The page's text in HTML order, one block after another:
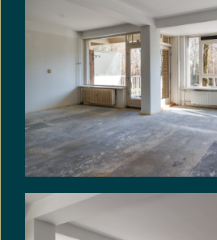
Niet-zelfbewoningsclausule:
volgende niet-
opgenomen: Koper is
dat verkoper het verkochte
gebruikt/bewoond en dat hij
heeft kunnen informeren over
c.q. gebreken aan het
hoogte zou zijn geweest als
feitelijk had gebruikt. In dit
uitdrukkelijk overeengekomen,
eigenschappen c.q. gebreken
vaststelling van de koopsom
gehouden.